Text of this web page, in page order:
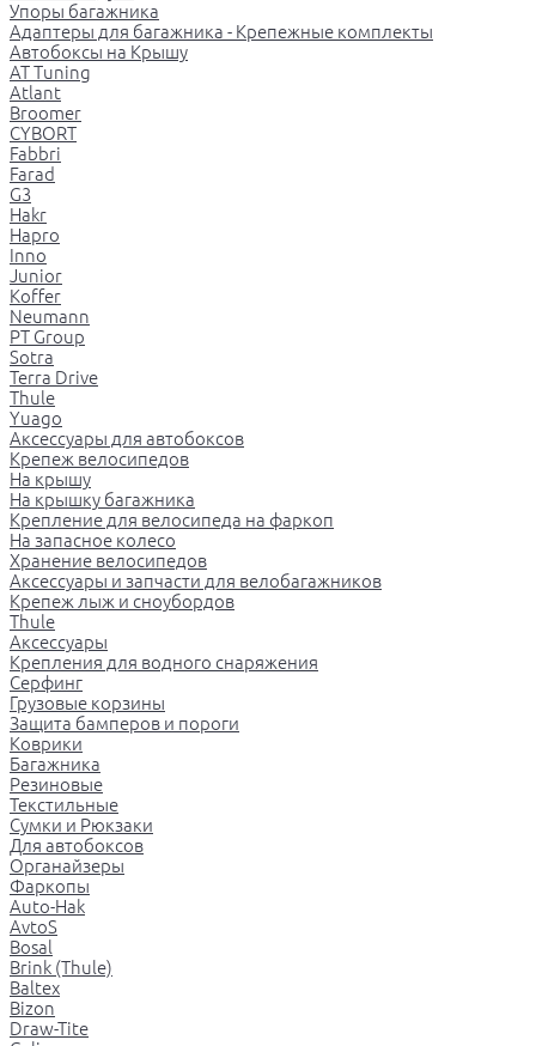
Упоры багажника
Адаптеры для багажника - Крепежные комплекты
Автобоксы на Крышу
AT Tuning
Atlant
Broomer
CYBORT
Fabbri
Farad
G3
Hakr
Hapro
Inno
Junior
Koffer
Neumann
PT Group
Sotra
Terra Drive
Thule
Yuago
Аксессуары для автобоксов
Крепеж велосипедов
На крышу
На крышку багажника
Крепление для велосипеда на фаркоп
На запасное колесо
Хранение велосипедов
Аксессуары и запчасти для велобагажников
Крепеж лыж и сноубордов
Thule
Аксессуары
Крепления для водного снаряжения
Серфинг
Грузовые корзины
Защита бамперов и пороги
Коврики
Багажника
Резиновые
Текстильные
Сумки и Рюкзаки
Для автобоксов
Органайзеры
Фаркопы
Auto-Hak
AvtoS
Bosal
Brink (Thule)
Baltex
Bizon
Draw-Tite